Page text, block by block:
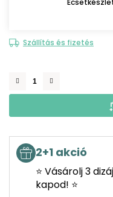
Szállítás és fizetés
2+1 akció
⭐ Vásárolj 3
kapod! ⭐